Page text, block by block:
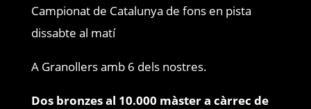
Campionat de Catalunya de fons en pista
dissabte al matí
A Granollers amb 6 dels nostres.
Dos bronzes al 10.000 màster a càrrec de